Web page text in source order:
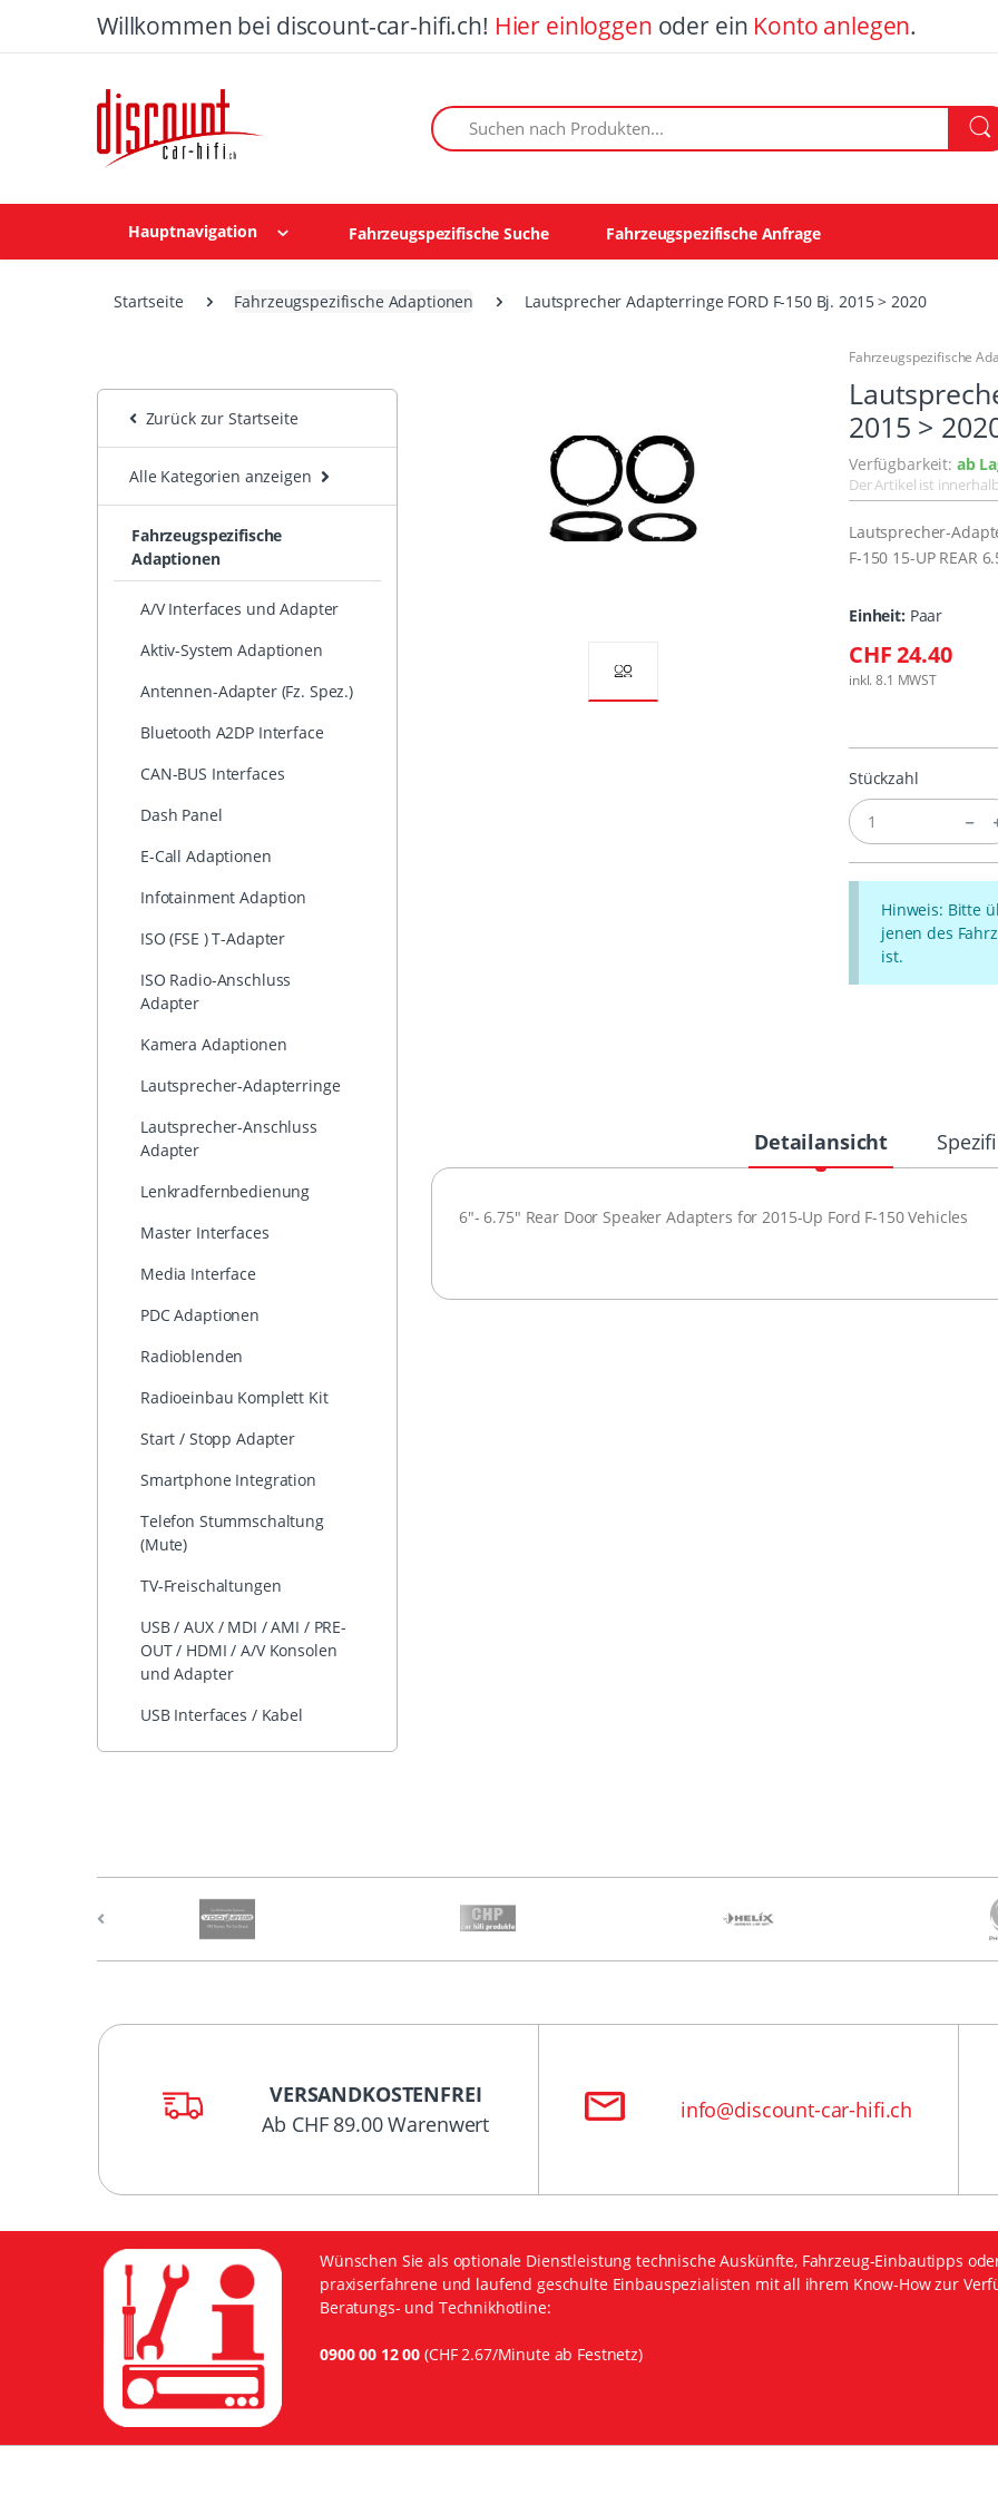
Willkommen bei discount-car-hifi.ch! Hier einloggen oder ein Konto anlegen.
Suchen nach Produkten:
Hauptnavigation Fahrzeugspezifische Suche Fahrzeugspezifische Anfrage
Startseite Fahrzeugspezifische Adaptionen Lautsprecher Adapterringe FORD F-150 Bj. 2015 > 2020
Zurück zur Startseite
Alle Kategorien anzeigen
Fahrzeugspezifische
Adaptionen
A/V Interfaces und Adapter
Aktiv-System Adaptionen
Antennen-Adapter (Fz. Spez.)
Bluetooth A2DP Interface
CAN-BUS Interfaces
Dash Panel
E-Call Adaptionen
Infotainment Adaption
ISO (FSE ) T-Adapter
ISO Radio-Anschluss
Adapter
Kamera Adaptionen
Lautsprecher-Adapterringe
Lautsprecher-Anschluss
Adapter
Lenkradfernbedienung
Master Interfaces
Media Interface
PDC Adaptionen
Radioblenden
Radioeinbau Komplett Kit
Start / Stopp Adapter
Smartphone Integration
Telefon Stummschaltung
(Mute)
TV-Freischaltungen
USB / AUX / MDI / AMI / PRE-
OUT / HDMI / A/V Konsolen
und Adapter
USB Interfaces / Kabel
Fahrzeugspezifische
2015 >
Verfügbarkeit: ab
Der Artikel ist
Lautsprecher-
F-150 15-UP REAR
Einheit: Paar
CHF 24.40
inkl. 8.1 MWST
Stückzahl
Hinweis: Bitte
jenen des
ist.
Detailansicht
6"- 6.75" Rear Door Speaker Adapters for 2015-Up Ford F-150 Vehicles
VERSANDKOSTENFREI
Ab CHF 89.00 Warenwert
info@discount-car-hifi.ch
Wünschen Sie als optionale Dienstleistung technische Auskünfte, Fahrzeug-Einbautipps
praxiserfahrene und laufend geschulte Einbauspezialisten mit all ihrem Know-How zur
Beratungs- und Technikhotline:
0900 00 12 00 (CHF 2.67/Minute ab Festnetz)